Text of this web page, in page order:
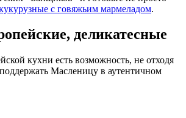
с говяжьим мармеладом.
деликатесные
кухни есть возможность, не отходя
Масленицу в аутентичном